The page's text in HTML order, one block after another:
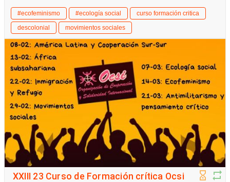
#ecofeminismo #ecología social
curso formación critica
descolonial
movimientos sociales
XXIII 23 Curso de Formación crítica Ocsi